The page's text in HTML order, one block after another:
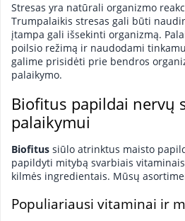
Stresas yra natūrali organizmo
Trumpalaikis stresas gali būti
įtampa gali išsekinti organizmą.
poilsio režimą ir naudodami
galime prisidėti prie bendros
palaikymo.
Biofitus papildai nervų
palaikymui
Biofitus siūlo atrinktus maisto
papildyti mitybą svarbiais
kilmės ingredientais. Mūsų
Populiariausi vitaminai ir